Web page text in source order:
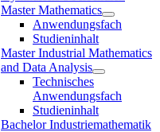
Master Mathematics
Anwendungsfach
Studieninhalt
Master Industrial Mathematics
and Data Analysis
Technisches
Anwendungsfach
Studieninhalt
Bachelor Industriemathematik